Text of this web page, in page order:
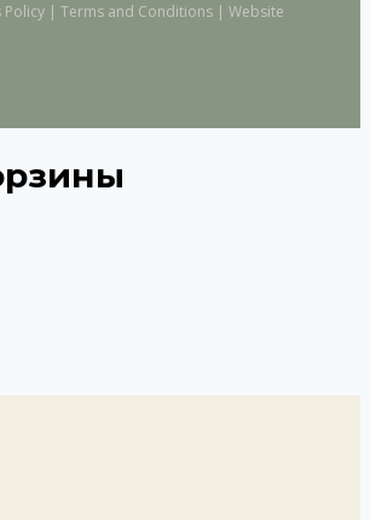
Policy | Terms and Conditions | Website